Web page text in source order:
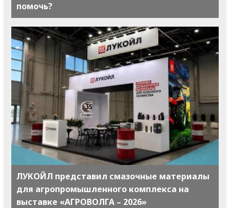
помочь?
ЛУКОЙЛ представил смазочные материалы
для агропромышленного комплекса на
выставке «АГРОВОЛГА – 2026»